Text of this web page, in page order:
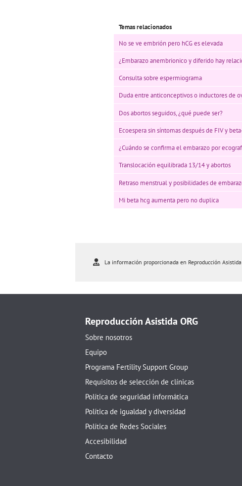
Temas relacionados
No se ve embrión pero hCG es elevada
¿Embarazo anembrionico y diferido hay
Consulta sobre espermiograma
Duda entre anticonceptivos o inductores de
Dos abortos seguidos, ¿qué puede ser?
Ecoespera sin síntomas después de FIV y
¿Cuándo se confirma el embarazo por
Translocación equilibrada 13/14 y abortos
Retraso menstrual y posibilidades de
Mi beta hcg aumenta pero no duplica
La información proporcionada en Reproducción
Reproducción Asistida ORG
Sobre nosotros
Equipo
Programa Fertility Support Group
Requisitos de selección de clínicas
Política de seguridad informática
Política de igualdad y diversidad
Política de Redes Sociales
Accesibilidad
Contacto